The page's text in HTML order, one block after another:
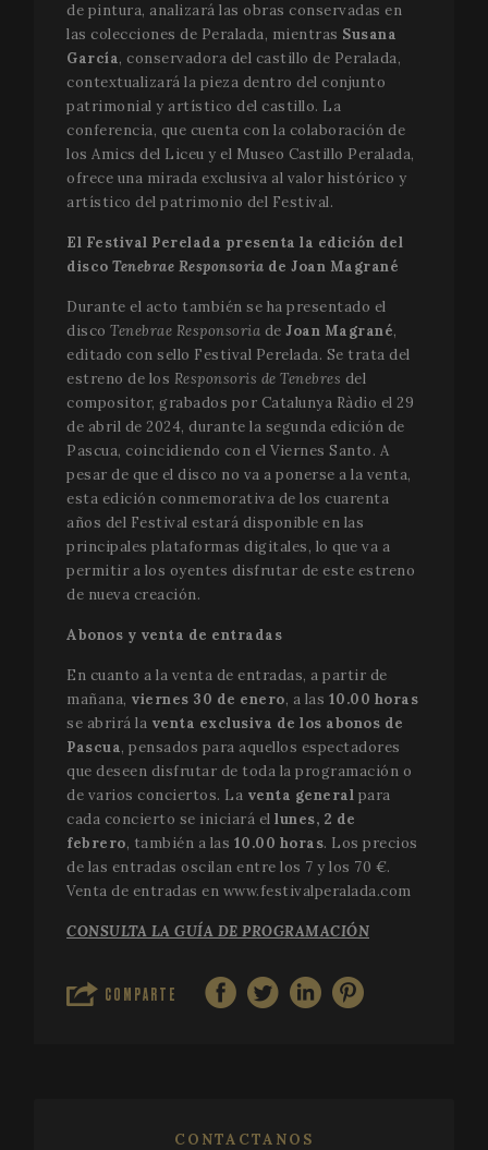
de pintura, analizará las obras conservadas en
las colecciones de Peralada, mientras Susana
García, conservadora del castillo de Peralada,
contextualizará la pieza dentro del conjunto
patrimonial y artístico del castillo. La
conferencia, que cuenta con la colaboración de
los Amics del Liceu y el Museo Castillo Peralada,
ofrece una mirada exclusiva al valor histórico y
artístico del patrimonio del Festival.
El Festival Perelada presenta la edición del
disco Tenebrae Responsoria de Joan Magrané
Durante el acto también se ha presentado el
disco Tenebrae Responsoria de Joan Magrané,
editado con sello Festival Perelada. Se trata del
estreno de los Responsoris de Tenebres del
compositor, grabados por Catalunya Ràdio el 29
de abril de 2024, durante la segunda edición de
Pascua, coincidiendo con el Viernes Santo. A
pesar de que el disco no va a ponerse a la venta,
esta edición conmemorativa de los cuarenta
años del Festival estará disponible en las
principales plataformas digitales, lo que va a
permitir a los oyentes disfrutar de este estreno
de nueva creación.
Abonos y venta de entradas
En cuanto a la venta de entradas, a partir de
mañana, viernes 30 de enero, a las 10.00 horas
se abrirá la venta exclusiva de los abonos de
Pascua, pensados para aquellos espectadores
que deseen disfrutar de toda la programación o
de varios conciertos. La venta general para
cada concierto se iniciará el lunes, 2 de
febrero, también a las 10.00 horas. Los precios
de las entradas oscilan entre los 7 y los 70 €.
Venta de entradas en www.festivalperalada.com
CONSULTA LA GUÍA DE PROGRAMACIÓN
COMPARTE
CONTACTANOS